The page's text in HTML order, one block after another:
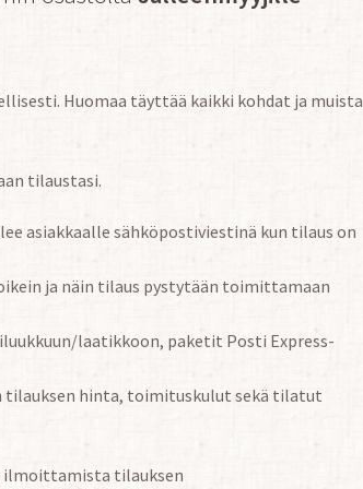
Huomaa täyttää kaikki kohdat ja muista
tilaustasi.
asiakkaalle sähköpostiviestinä kun tilaus on
ja näin tilaus pystytään toimittamaan
laatikkoon, paketit Posti Express-
tilauksen hinta, toimituskulut sekä tilatut
ilmoittamista tilauksen